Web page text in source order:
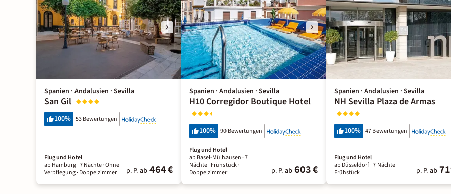
Spanien · Andalusien · Sevilla
San Gil
100% 53 Bewertungen
Flug und Hotel
ab Hamburg ·7 Nächte· Ohne
Verpflegung· Doppelzimmer p. P. ab 464 €
Spanien · Andalusien · Sevilla
H10 Corregidor Boutique Hotel
100% 90 Bewertungen
Flug und Hotel
ab Basel-Mülhausen ·7
Nächte· Frühstück·
Doppelzimmer
p. P. ab 603 €
Spanien · Andalusien · Sevilla
NH Sevilla Plaza de Armas
100% 47 Bewertungen
Flug und Hotel
ab Düsseldorf ·7 Nächte·
Frühstück
p. P. ab